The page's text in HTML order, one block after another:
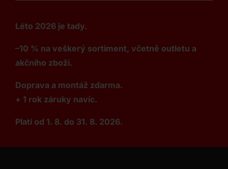
Léto 2026 je tady.
–10 % na veškerý sortiment, včetně outletu a
akčního zboží.
Doprava a montáž zdarma.
+ 1 rok záruky navíc.
Platí od 1. 8. do 31. 8. 2026.